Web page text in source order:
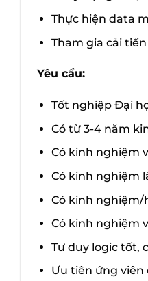
Thực hiện data
Tham gia cải
Yêu cầu:
Tốt nghiệp Đại
Có từ 3-4 năm
Có kinh nghiệm
Có kinh nghiệm
Có kinh nghiệm/
Có kinh nghiệm
Tư duy logic tốt,
Ưu tiên ứng viên